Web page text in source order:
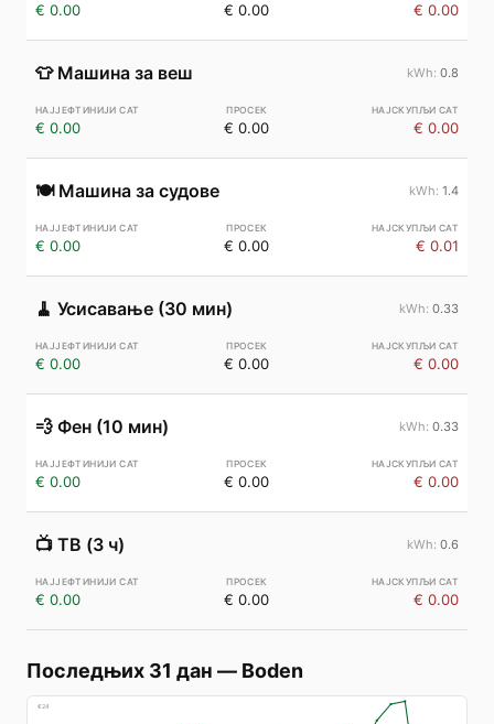
€ 0.00 € 0.00 € 0.00
👕 Машина за веш 0.8
€ 0.00 € 0.00 € 0.00
🍽️ Машина за судове 1.4
€ 0.00 € 0.00 € 0.01
🧹 Усисавање (30 мин) 0.33
€ 0.00 € 0.00 € 0.00
💨 Фен (10 мин) 0.33
€ 0.00 € 0.00 € 0.00
📺 ТВ (3 ч) 0.6
€ 0.00 € 0.00 € 0.00
Последњих 31 дан — Boden
€24